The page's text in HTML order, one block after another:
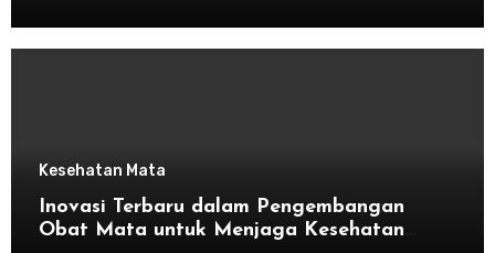
Kesehatan Mata
Inovasi Terbaru dalam Pengembangan
Obat Mata untuk Menjaga Kesehatan